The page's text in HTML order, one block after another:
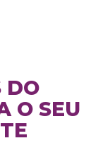
DO
O SEU